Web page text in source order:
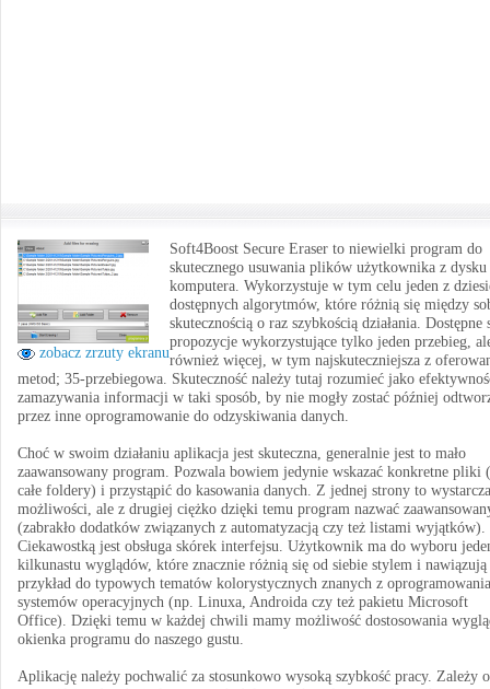
zobacz zrzuty ekranu
Soft4Boost Secure Eraser to niewielki program do
skutecznego usuwania plików użytkownika z dysku
komputera. Wykorzystuje w tym celu jeden z
dostępnych algorytmów, które różnią się między
skutecznością o raz szybkością działania. Dostępne
propozycje wykorzystujące tylko jeden przebieg,
również więcej, w tym najskuteczniejsza z
metod; 35-przebiegowa. Skuteczność należy tutaj rozumieć jako
zamazywania informacji w taki sposób, by nie mogły zostać później
przez inne oprogramowanie do odzyskiwania danych.
Choć w swoim działaniu aplikacja jest skuteczna, generalnie jest to mało
zaawansowany program. Pozwala bowiem jedynie wskazać konkretne pliki
całe foldery) i przystąpić do kasowania danych. Z jednej strony to
możliwości, ale z drugiej ciężko dzięki temu program nazwać
(zabrakło dodatków związanych z automatyzacją czy też listami wyjątków).
Ciekawostką jest obsługa skórek interfejsu. Użytkownik ma do wyboru
kilkunastu wyglądów, które znacznie różnią się od siebie stylem i nawiązują
przykład do typowych tematów kolorystycznych znanych z
systemów operacyjnych (np. Linuxa, Androida czy też pakietu Microsoft
Office). Dzięki temu w każdej chwili mamy możliwość dostosowania
okienka programu do naszego gustu.
Aplikację należy pochwalić za stosunkowo wysoką szybkość pracy. Zależy